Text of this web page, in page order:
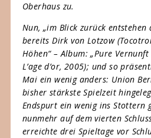
Oberhaus zu.
Nun, „im Blick zurück entstehen
bereits Dirk von Lotzow
Höhen“ – Album: „Pure
L’age d’or, 2005); und so
Mai ein wenig anders: Union
bisher stärkste Spielzeit
Endspurt ein wenig ins Stottern
nunmehr auf dem vierten
erreichte drei Spieltage vor